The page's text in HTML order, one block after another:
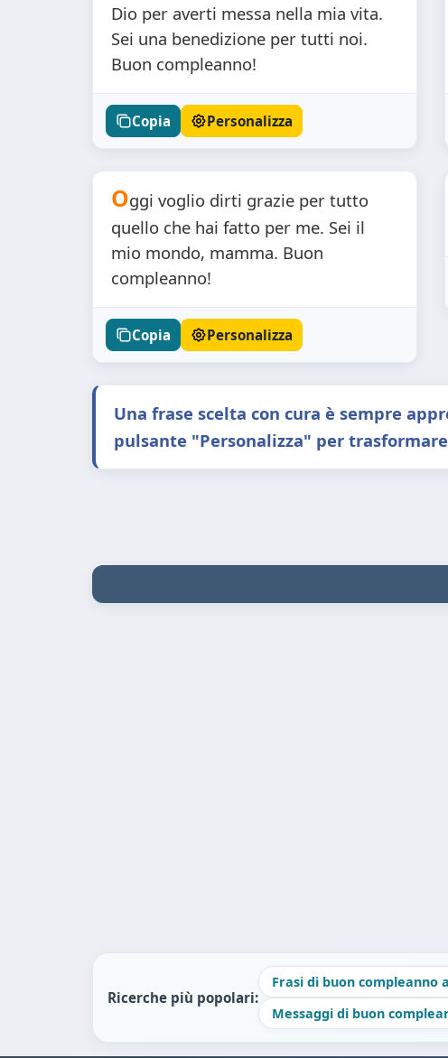
Dio per averti messa nella mia vita.
Sei una benedizione per tutti noi.
Buon compleanno!
Copia Personalizza
Oggi voglio dirti grazie per tutto
quello che hai fatto per me. Sei il
mio mondo, mamma. Buon
compleanno!
Copia Personalizza
Una frase scelta con cura è sempre
pulsante "Personalizza" per
Ricerche più popolari:
Frasi di buon compleanno
Messaggi di buon